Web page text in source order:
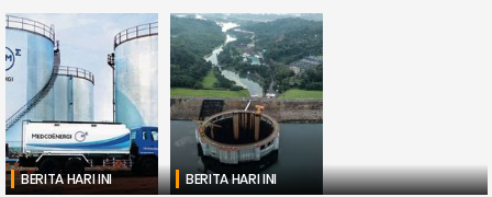
BERITA HARI INI BERITA HARI INI